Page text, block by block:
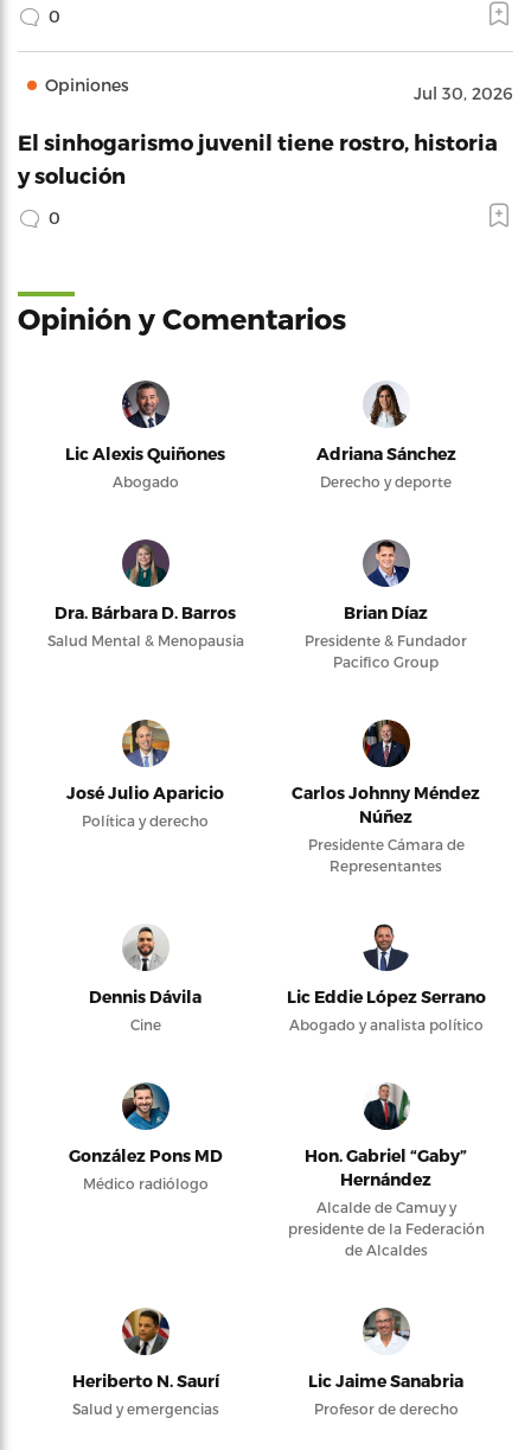
0
Opiniones Jul 30, 2026
El sinhogarismo juvenil tiene rostro, historia
y solución
0
Opinión y Comentarios
Lic Alexis Quiñones
Abogado
Adriana Sánchez
Derecho y deporte
Dra. Bárbara D. Barros
Salud Mental & Menopausia
Brian Díaz
Presidente & Fundador
Pacifico Group
José Julio Aparicio
Política y derecho
Carlos Johnny Méndez
Núñez
Presidente Cámara de
Representantes
Dennis Dávila
Cine
Lic Eddie López Serrano
Abogado y analista político
González Pons MD
Médico radiólogo
Hon. Gabriel “Gaby”
Hernández
Alcalde de Camuy y
presidente de la Federación
de Alcaldes
Heriberto N. Saurí
Salud y emergencias
Lic Jaime Sanabria
Profesor de derecho